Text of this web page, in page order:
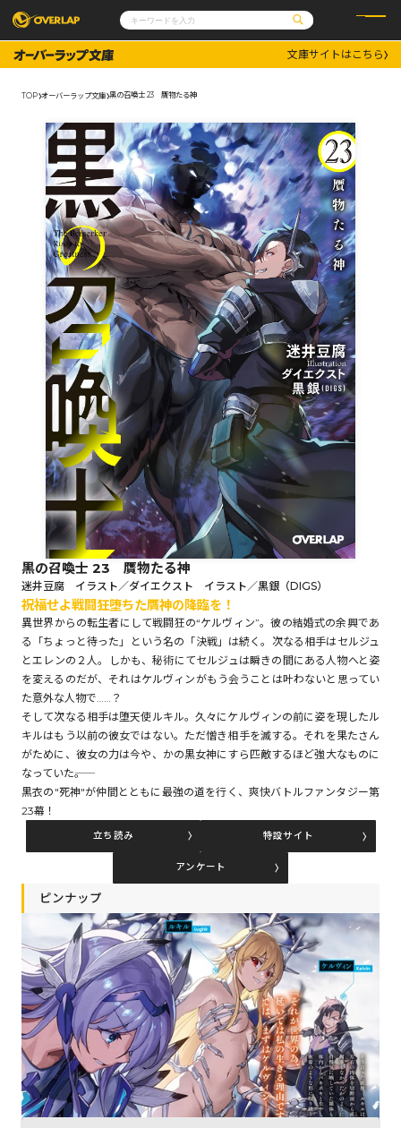
コミックガルド
コミッククリエ
その他
コミックエッセイ
ポケットモンスター
ゲーム
通販・NEWS
OVERLAP STORE
オーバーラップ広報室
企業
会社概要
採用情報
アクセス
オーバーラップホールディングス
お問い合わせはこちら
オーバーラップ文庫
オーバーラップノベルス
オーバーラップノベルスf
ロサージュノベルス
コミックガルド
コミッククリエ
文庫サイトはこちら
TOP オーバーラップ文庫 黒の召喚士 23 贋物たる神
黒の召喚士 23 贋物たる神
迷井豆腐 イラスト／ダイエクスト イラスト／黒銀（DIGS）
祝福せよ戦闘狂――堕ちた贋神の降臨を！
異世界からの転生者にして戦闘狂の“ケルヴィン”。彼の結婚式の余興であ
る「ちょっと待った」という名の「決戦」は続く。次なる相手はセルジュ
とエレンの２人。しかも、秘術にてセルジュは瞬きの間にある人物へと姿
を変えるのだが、それはケルヴィンがもう会うことは叶わないと思ってい
た意外な人物で……？
そして次なる相手は堕天使ルキル。久々にケルヴィンの前に姿を現したル
キルはもう以前の彼女ではない。ただ憎き相手を滅する。それを果たさん
がために、彼女の力は今や、かの黒女神にすら匹敵するほど強大なものに
なっていた――。
黒衣の"死神"が仲間とともに最強の道を行く、爽快バトルファンタジー第
23幕！
立ち読み 特設サイト
アンケート
ピンナップ